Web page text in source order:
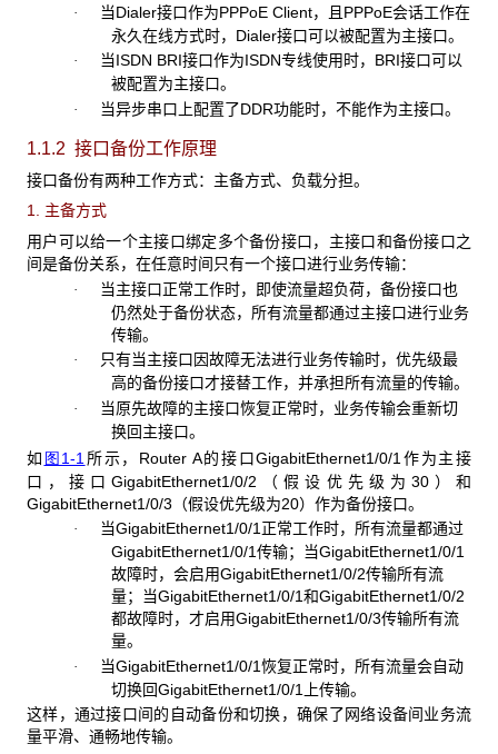
· 当Dialer接口作为PPPoE Client，且PPPoE会话工作在
永久在线方式时，Dialer接口可以被配置为主接口。
· 当ISDN BRI接口作为ISDN专线使用时，BRI接口可以
被配置为主接口。
· 当异步串口上配置了DDR功能时，不能作为主接口。
1.1.2 接口备份工作原理
接口备份有两种工作方式：主备方式、负载分担。
1. 主备方式
用户可以给一个主接口绑定多个备份接口，主接口和备份接口之
间是备份关系，在任意时间只有一个接口进行业务传输：
· 当主接口正常工作时，即使流量超负荷，备份接口也
仍然处于备份状态，所有流量都通过主接口进行业务
传输。
· 只有当主接口因故障无法进行业务传输时，优先级最
高的备份接口才接替工作，并承担所有流量的传输。
· 当原先故障的主接口恢复正常时，业务传输会重新切
换回主接口。
如 图1-1 所示，Router A的接口GigabitEthernet1/0/1作为主接
口，接口GigabitEthernet1/0/2（假设优先级为30）和
GigabitEthernet1/0/3（假设优先级为20）作为备份接口。
· 当GigabitEthernet1/0/1正常工作时，所有流量都通过
GigabitEthernet1/0/1传输；当GigabitEthernet1/0/1
故障时，会启用GigabitEthernet1/0/2传输所有流
量；当GigabitEthernet1/0/1和GigabitEthernet1/0/2
都故障时，才启用GigabitEthernet1/0/3传输所有流
量。
· 当GigabitEthernet1/0/1恢复正常时，所有流量会自动
切换回GigabitEthernet1/0/1上传输。
这样，通过接口间的自动备份和切换，确保了网络设备间业务流
量平滑、通畅地传输。